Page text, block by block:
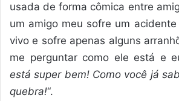
usada de forma cômica entre
um amigo meu sofre um
vivo e sofre apenas alguns
me perguntar como ele está e
está super bem! Como você já
quebra!“.